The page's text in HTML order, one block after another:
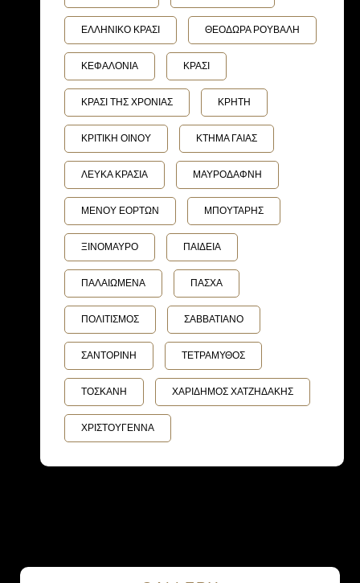
ΕΛΛΗΝΙΚΟ ΚΡΑΣΙ ΘΕΟΔΩΡΑ ΡΟΥΒΑΛΗ
ΚΕΦΑΛΟΝΙΑ ΚΡΑΣΙ
ΚΡΑΣΙ ΤΗΣ ΧΡΟΝΙΑΣ ΚΡΗΤΗ
ΚΡΙΤΙΚΗ ΟΙΝΟΥ ΚΤΗΜΑ ΓΑΙΑΣ
ΛΕΥΚΑ ΚΡΑΣΙΑ ΜΑΥΡΟΔΑΦΝΗ
ΜΕΝΟΥ ΕΟΡΤΩΝ ΜΠΟΥΤΑΡΗΣ
ΞΙΝΟΜΑΥΡΟ ΠΑΙΔΕΙΑ
ΠΑΛΑΙΩΜΕΝΑ ΠΑΣΧΑ
ΠΟΛΙΤΙΣΜΟΣ ΣΑΒΒΑΤΙΑΝΟ
ΣΑΝΤΟΡΙΝΗ ΤΕΤΡΑΜΥΘΟΣ
ΤΟΣΚΑΝΗ ΧΑΡΙΔΗΜΟΣ ΧΑΤΖΗΔΑΚΗΣ
ΧΡΙΣΤΟΥΓΕΝΝΑ